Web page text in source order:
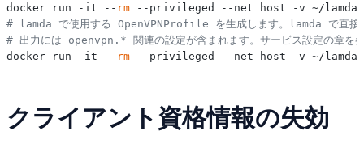
docker run -it -- rm
# lamda で使用する OpenVPNProfile を生成します。lamda で直接
# 出力には openvpn.* 関連の設定が含まれます。サービス設定の章を参
docker run -it -- rm
クライアント資格情報の失効